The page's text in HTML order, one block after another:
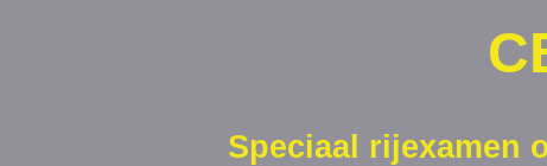
Speciaal rijexamen